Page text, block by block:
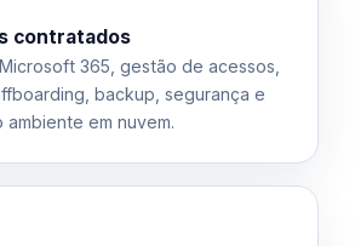
contratados
365, gestão de acessos,
backup, segurança e
em nuvem.